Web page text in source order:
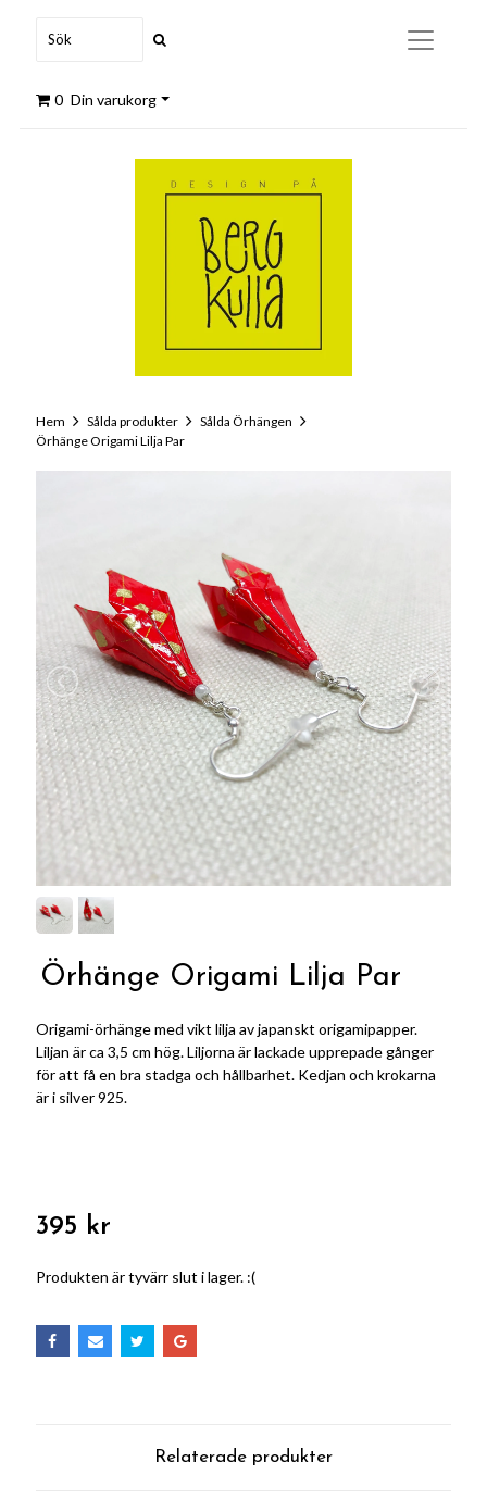
0 Din varukorg
Hem Sålda produkter
Sålda Örhängen
Örhänge Origami Lilja Par
Örhänge Origami Lilja Par
Origami-örhänge med vikt lilja av japanskt origamipapper.
Liljan är ca 3,5 cm hög. Liljorna är lackade upprepade gånger
för att få en bra stadga och hållbarhet. Kedjan och krokarna
är i silver 925.
395 kr
Produkten är tyvärr slut i lager. :(
Relaterade produkter